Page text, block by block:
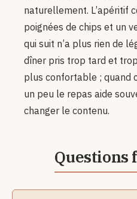
naturellement. L’apéritif
poignées de chips et un
qui suit n’a plus rien de
dîner pris trop tard et
plus confortable ; quand
un peu le repas aide
changer le contenu.